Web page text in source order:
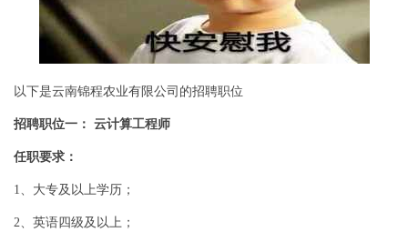
以下是云南锦程农业有限公司的招聘职位
招聘职位一： 云计算工程师
任职要求：
1、大专及以上学历；
2、英语四级及以上；